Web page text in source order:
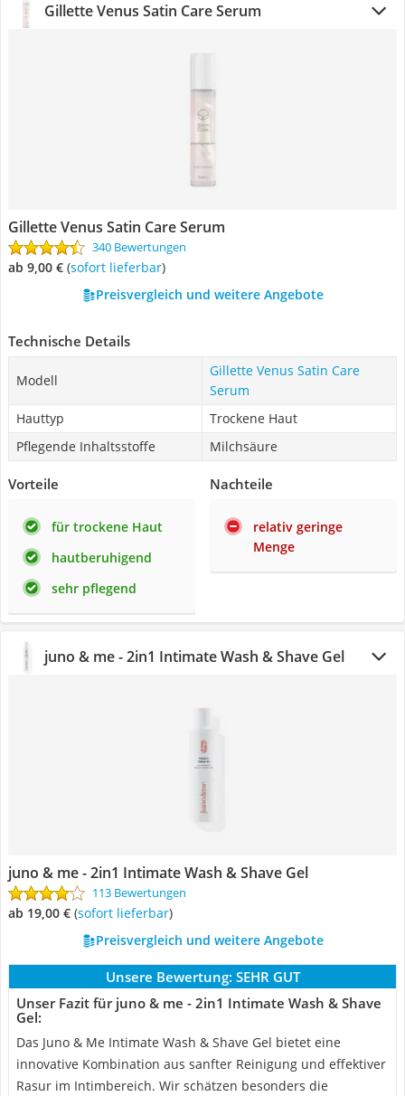
Gillette Venus Satin Care Serum
Gillette Venus Satin Care Serum
340 Bewertungen
ab 9,00 € ( Sofort lieferbar)
Preisvergleich und weitere Angebote
Technische Details
Modell
Gillette Venus Satin Care
Serum
Hauttyp
Trockene Haut
Pflegende Inhaltsstoffe
Milchsäure
Vorteile
für trockene Haut
hautberuhigend
sehr pflegend
Nachteile
relativ geringe
Menge
juno & me - 2in1 Intimate Wash & Shave Gel
juno & me - 2in1 Intimate Wash & Shave Gel
113 Bewertungen
ab 19,00 € ( Sofort lieferbar)
Preisvergleich und weitere Angebote
Unsere Bewertung: SEHR GUT
Unser Fazit für juno & me - 2in1 Intimate Wash & Shave
Gel:
Das Juno & Me Intimate Wash & Shave Gel bietet eine
innovative Kombination aus sanfter Reinigung und effektiver
Rasur im Intimbereich. Wir schätzen besonders die